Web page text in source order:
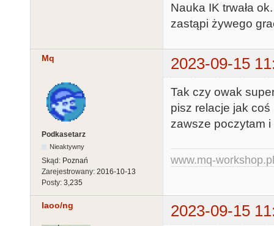
Nauka IK trwała
zastąpi żywego
Mq 2023-09-15
Podkasetarz
Nieaktywny
Skąd: Poznań
Zarejestrowany: 2016-10-13
Posty: 3,235
Tak czy owak
pisz relacje jak coś
zawsze poczytam
www.mq-workshop.pl
laoo/ng 2023-09-15